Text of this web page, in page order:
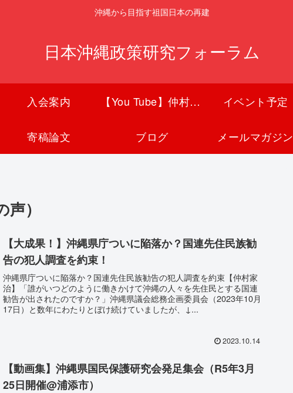
沖縄から目指す祖国日本の再建
日本沖縄政策研究フォーラム
入会案内 【You Tube】仲村覚チャンネル イベント予定
寄稿論文 ブログ メールマガジン
）
【大成果！】沖縄県庁ついに陥落か？国連先住民族勧
告の犯人調査を約束！
沖縄県庁ついに陥落か？国連先住民族勧告の犯人調査を約束【仲村家
治】「誰がいつどのように働きかけて沖縄の人々を先住民とする国連
勧告が出されたのですか？」沖縄県議会総務企画委員会（2023年10月
17日）と数年にわたりとぼけ続けていましたが、↓...
2023.10.14
【動画集】沖縄県国民保護研究会発足集会（R5年3月
25日開催@浦添市）